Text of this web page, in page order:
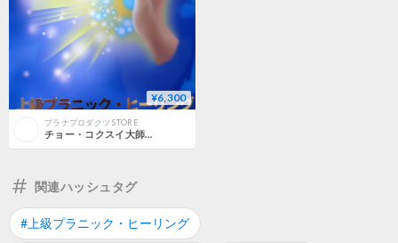
¥6,300
プラナプロダクツ STORE
チョー・コクスイ大師著 上級プラニック・ヒーリング 色のプラーナによる最新のエネルギー療法システム【日本語】
関連ハッシュタグ
#上級プラニック・ヒーリング